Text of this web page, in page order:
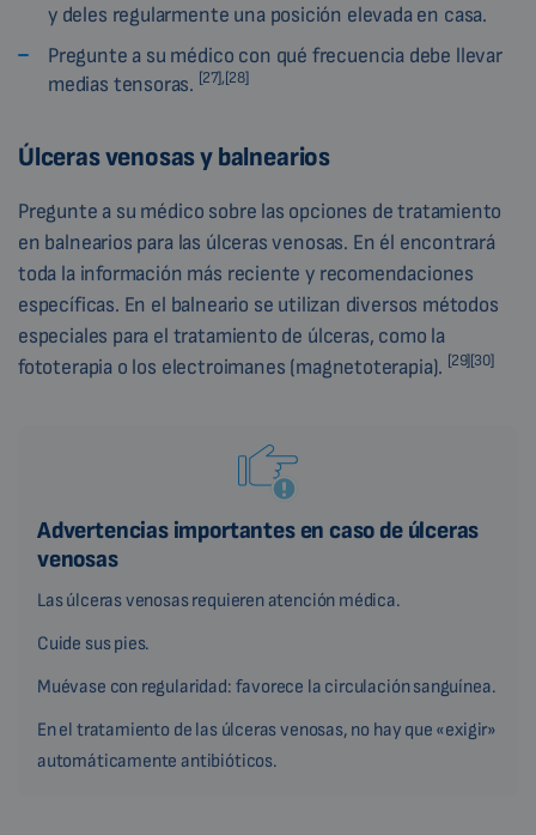
y deles regularmente una posición elevada en casa.
Pregunte a su médico con qué frecuencia debe llevar
medias tensoras. [27],[28]
Úlceras venosas y balnearios
Pregunte a su médico sobre las opciones de tratamiento
en balnearios para las úlceras venosas. En él encontrará
toda la información más reciente y recomendaciones
específicas. En el balneario se utilizan diversos métodos
especiales para el tratamiento de úlceras, como la
fototerapia o los electroimanes (magnetoterapia). [29][30]
Advertencias importantes en caso de úlceras
venosas
Las úlceras venosas requieren atención médica.
Cuide sus pies.
Muévase con regularidad: favorece la circulación sanguínea.
En el tratamiento de las úlceras venosas, no hay que «exigir»
automáticamente antibióticos.